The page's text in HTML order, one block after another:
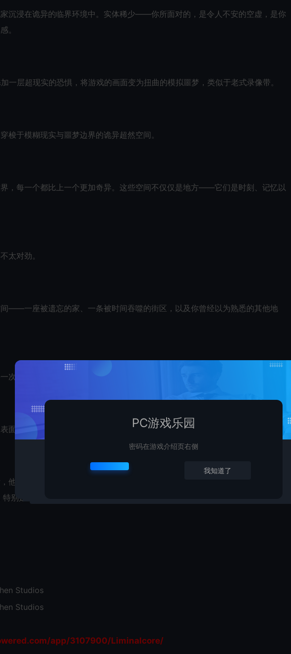
沉浸在诡异的临界环境中。实体稀少——你所面对的，是令人不安的空虚，是你
。
一层超现实的恐惧，将游戏的画面变为扭曲的模拟噩梦，类似于老式录像带。
梭于模糊现实与噩梦边界的诡异超然空间。
，每一个都比上一个更加奇异。这些空间不仅仅是地方——它们是时刻、记忆以
太对劲。
——一座被遗忘的家、一条被时间吞噬的街区，以及你曾经以为熟悉的其他地
次呼吸都变得更加艰难。你不禁要问——底部等待着什么？
面看起来那样，但一切又显得不可避免。
他对临界空间的描绘融合了现实与噩梦，以一种令人迷失方向的平静呈现出来。
别是Kane Pixels和The Librarian等创作者，他们对临界空间和令人不安的虚空
Studios
Studios
app/3107900/Liminalcore/
PC游戏乐园
密码在游戏介绍页右侧
我知道了